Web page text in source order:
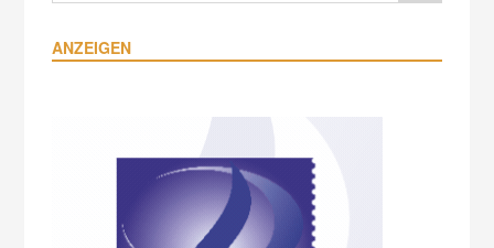
ANZEIGEN